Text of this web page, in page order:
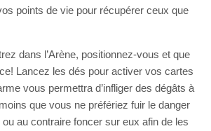
points de vie pour récupérer ceux que
dans l’Arène, positionnez-vous et que
Lancez les dés pour activer vos cartes
vous permettra d’infliger des dégâts à
que vous ne préfériez fuir le danger
au contraire foncer sur eux afin de les